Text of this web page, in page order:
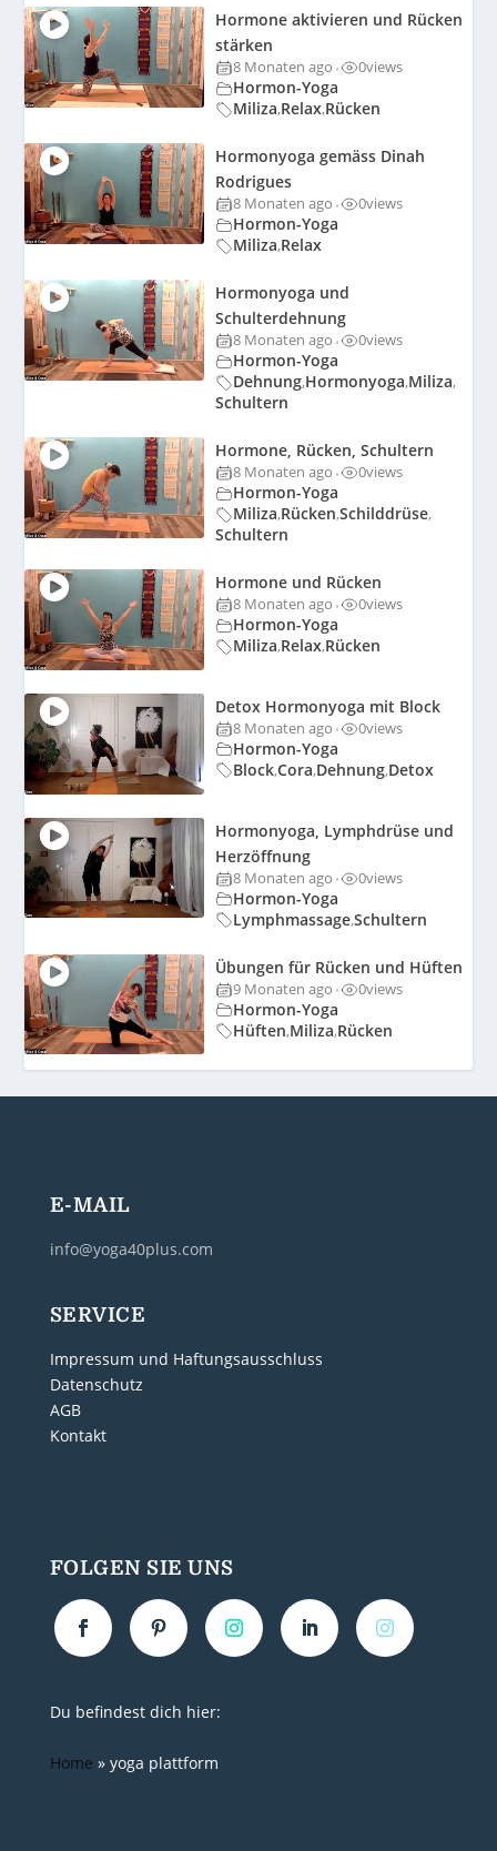
Hormone aktivieren und Rücken
stärken
8 Monaten ago • 0views
Hormon-Yoga
Miliza,Relax,Rücken
Hormonyoga gemäss Dinah
Rodrigues
8 Monaten ago • 0views
Hormon-Yoga
Miliza,Relax
Hormonyoga und
Schulterdehnung
8 Monaten ago • 0views
Hormon-Yoga
Dehnung,Hormonyoga,Miliza,
Schultern
Hormone, Rücken, Schultern
8 Monaten ago • 0views
Hormon-Yoga
Miliza,Rücken,Schilddrüse,
Schultern
Hormone und Rücken
8 Monaten ago • 0views
Hormon-Yoga
Miliza,Relax,Rücken
Detox Hormonyoga mit Block
8 Monaten ago • 0views
Hormon-Yoga
Block,Cora,Dehnung,Detox
Hormonyoga, Lymphdrüse und
Herzöffnung
8 Monaten ago • 0views
Hormon-Yoga
Lymphmassage,Schultern
Übungen für Rücken und Hüften
9 Monaten ago • 0views
Hormon-Yoga
Hüften,Miliza,Rücken
E-MAIL
info@yoga40plus.com
SERVICE
Impressum und Haftungsausschluss
Datenschutz
AGB
Kontakt
FOLGEN SIE UNS
Du befindest dich hier:
Home » yoga plattform